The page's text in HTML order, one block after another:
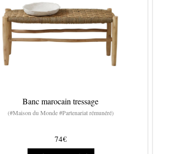
Banc marocain tressage
(#Maison du Monde #Partenariat rémunéré)
74€